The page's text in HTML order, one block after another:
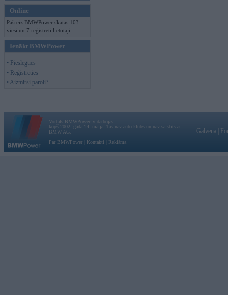
Online
Pašreiz BMWPower skatās 103
viesi un 7 reģistrēti lietotāji.
Ienākt BMWPower
• Pieslēgties
• Reģistrēties
• Aizmirsi paroli?
Vortāls BMWPower.lv darbojas
kopš 2002. gada 14. maija. Tas nav auto klubs un nav saistīts ar
BMW AG.
Par BMWPower
Kontakti Reklāma
Galvena